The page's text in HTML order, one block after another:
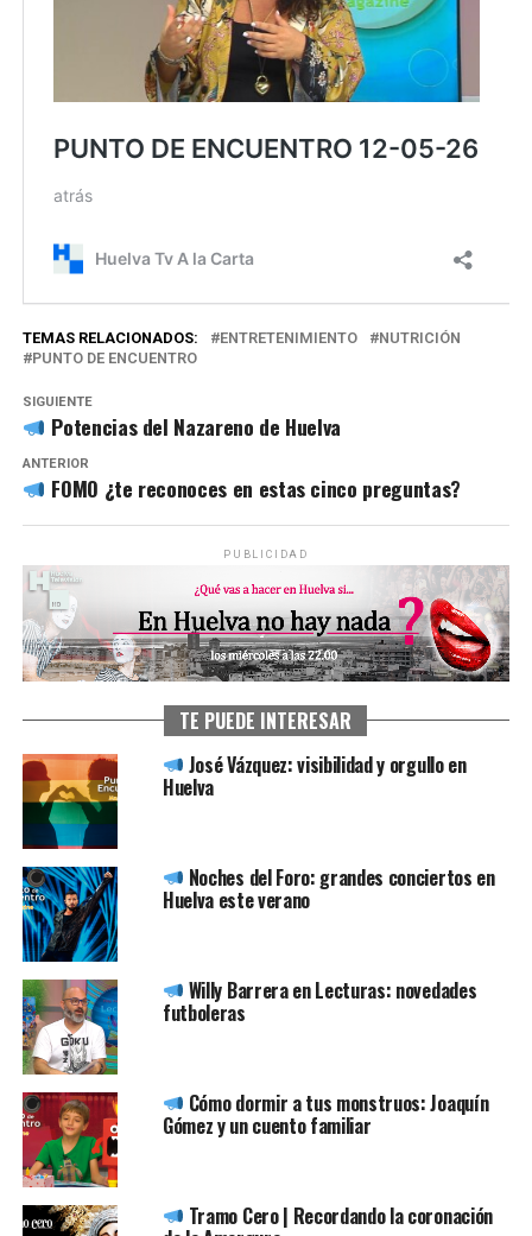
TEMAS RELACIONADOS: ENTRETENIMIENTO
NUTRICIÓN
PUNTO DE ENCUENTRO
SIGUIENTE
Potencias del Nazareno de Huelva
ANTERIOR
FOMO ¿te reconoces en estas cinco preguntas?
PUBLICIDAD
TE PUEDE INTERESAR
José Vázquez: visibilidad y orgullo en
Huelva
Noches del Foro: grandes conciertos en
Huelva este verano
Willy Barrera en Lecturas: novedades
futboleras
Cómo dormir a tus monstruos: Joaquín
Gómez y un cuento familiar
Tramo Cero | Recordando la coronación